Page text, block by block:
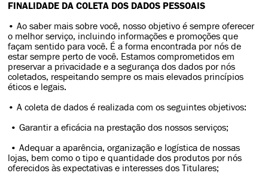
FINALIDADE DA COLETA DOS DADOS PESSOAIS
• Ao saber mais sobre você, nosso objetivo é sempre oferecer
o melhor serviço, incluindo informações e promoções que
façam sentido para você. É a forma encontrada por nós de
estar sempre perto de você. Estamos comprometidos em
preservar a privacidade e a segurança dos dados por nós
coletados, respeitando sempre os mais elevados princípios
éticos e legais.
• A coleta de dados é realizada com os seguintes objetivos:
• Garantir a eficácia na prestação dos nossos serviços;
• Adequar a aparência, organização e logística de nossas
lojas, bem como o tipo e quantidade dos produtos por nós
oferecidos às expectativas e interesses dos Titulares;